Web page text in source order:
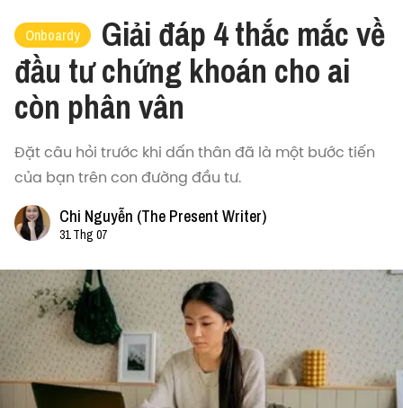
Onboardy
Giải đáp 4 thắc mắc về
đầu tư chứng khoán cho ai
còn phân vân
Đặt câu hỏi trước khi dấn thân đã là một bước tiến
của bạn trên con đường đầu tư.
Chi Nguyễn (The Present Writer)
31 Thg 07